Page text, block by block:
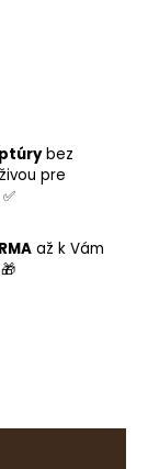
bez
pre
až k Vám